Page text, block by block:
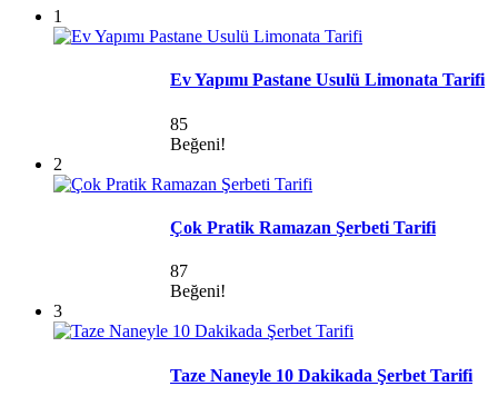
1
Ev Yapımı Pastane Usulü Limonata Tarifi
85
Beğeni!
2
Çok Pratik Ramazan Şerbeti Tarifi
87
Beğeni!
3
Taze Naneyle 10 Dakikada Şerbet Tarifi